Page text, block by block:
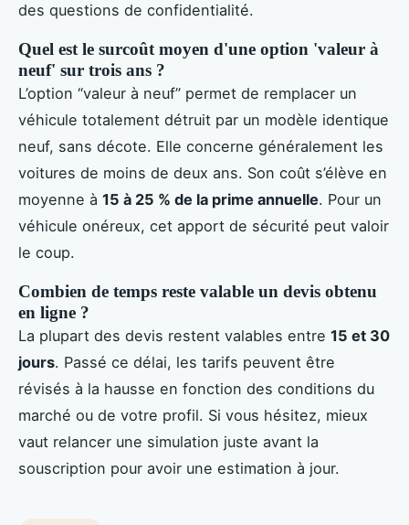
des questions de confidentialité.
Quel est le surcoût moyen d'une option 'valeur à
neuf' sur trois ans ?
L’option “valeur à neuf” permet de remplacer un
véhicule totalement détruit par un modèle identique
neuf, sans décote. Elle concerne généralement les
voitures de moins de deux ans. Son coût s’élève en
moyenne à 15 à 25 % de la prime annuelle. Pour un
véhicule onéreux, cet apport de sécurité peut valoir
le coup.
Combien de temps reste valable un devis obtenu
en ligne ?
La plupart des devis restent valables entre 15 et 30
jours. Passé ce délai, les tarifs peuvent être
révisés à la hausse en fonction des conditions du
marché ou de votre profil. Si vous hésitez, mieux
vaut relancer une simulation juste avant la
souscription pour avoir une estimation à jour.